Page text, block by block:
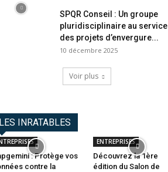
SPQR Conseil : Un groupe
pluridisciplinaire au service
des projets d’envergure...
10 décembre 2025
Voir plus
LES INRATABLES
: Protège vos
contre la
ENTREPRISES
Découvrez la 1ère
édition du Salon de